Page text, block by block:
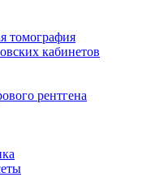
томография
кабинетов
рентгена